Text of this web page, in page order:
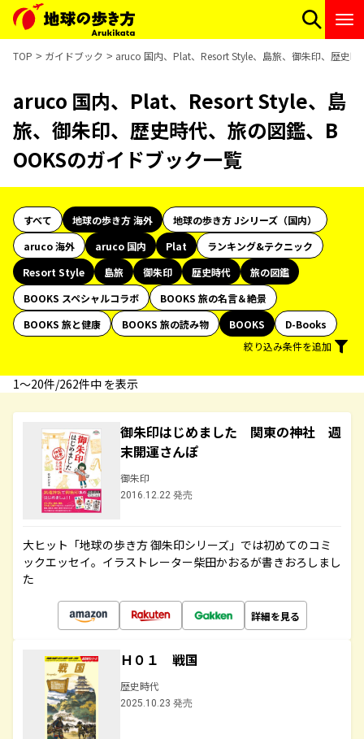
TOP ガイドブック aruco 国内、Plat、Resort Style、島旅、御朱印、歴史
aruco 国内、Plat、Resort Style、島
旅、御朱印、歴史時代、旅の図鑑、B
OOKSのガイドブック一覧
すべて 地球の歩き方 海外
地球の歩き方 Jシリーズ（国内）
aruco 海外
aruco 国内 Plat
ランキング&テクニック
Resort Style
島旅 御朱印 歴史時代
旅の図鑑
BOOKS スペシャルコラボ
BOOKS 旅の名言＆絶景
BOOKS 旅と健康
BOOKS 旅の読み物 BOOKS
D-Books
絞り込み条件を追加
1〜20件/262件中 を表示
御朱印はじめました 関東の神社 週
末開運さんぽ
御朱印
2016.12.22 発売
大ヒット「地球の歩き方 御朱印シリーズ」では初めてのコミ
ックエッセイ。イラストレーター柴田かおるが書きおろしまし
た
詳細を見る
Ｈ０１ 戦国
歴史時代
2025.10.23 発売